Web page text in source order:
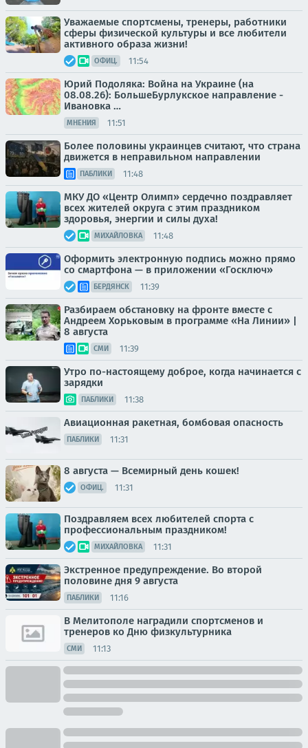
Уважаемые спортсмены, тренеры, работники
сферы физической культуры и все любители
активного образа жизни!
ОФИЦ. 11:54
Юрий Подоляка: Война на Украине (на
08.08.26): БольшеБурлукское направление -
Ивановка …
МНЕНИЯ 11:51
Более половины украинцев считают, что страна
движется в неправильном направлении
ПАБЛИКИ 11:48
МКУ ДО «Центр Олимп» сердечно поздравляет
всех жителей округа с этим праздником
здоровья, энергии и силы духа!
МИХАЙЛОВКА 11:48
Оформить электронную подпись можно прямо
со смартфона — в приложении «Госключ»
БЕРДЯНСК 11:39
Разбираем обстановку на фронте вместе с
Андреем Хорьковым в программе «На Линии» |
8 августа
СМИ 11:39
Утро по-настоящему доброе, когда начинается с
зарядки
ПАБЛИКИ 11:38
Авиационная ракетная, бомбовая опасность
ПАБЛИКИ 11:31
8 августа — Всемирный день кошек!
ОФИЦ. 11:31
Поздравляем всех любителей спорта с
профессиональным праздником!
МИХАЙЛОВКА 11:31
Экстренное предупреждение. Во второй
половине дня 9 августа
ПАБЛИКИ 11:16
В Мелитополе наградили спортсменов и
тренеров ко Дню физкультурника
СМИ 11:13